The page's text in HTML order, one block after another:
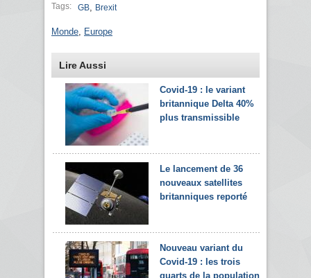
Tags: GB Brexit
Monde Europe
Lire Aussi
Covid-19 : le variant
britannique Delta 40%
plus transmissible
Le lancement de 36
nouveaux satellites
britanniques reporté
Nouveau variant du
Covid-19 : les trois
quarts de la population